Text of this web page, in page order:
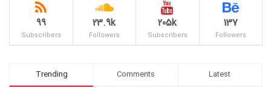
137
Followers
205k
Subscribers
23.9k
Followers
99
Subscribers
Trending Comments Latest